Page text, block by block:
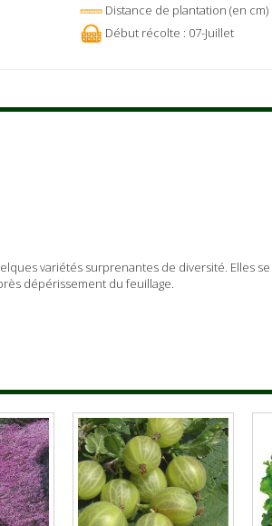
Distance de plantation (en cm)
Début récolte : 07-Juillet
variétés surprenantes de diversité. Elles
dépérissement du feuillage.